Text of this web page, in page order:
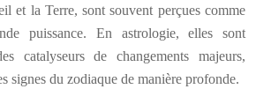
et la Terre, sont souvent perçues comme
puissance. En astrologie, elles sont
catalyseurs de changements majeurs,
signes du zodiaque de manière profonde.